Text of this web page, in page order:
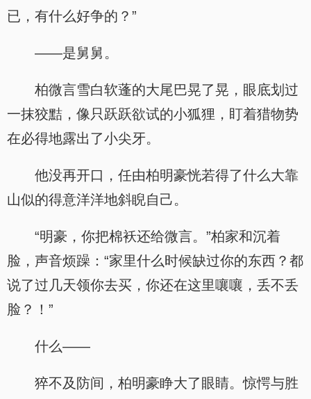
已，有什么好争的？”
——是舅舅。
柏微言雪白软蓬的大尾巴晃了晃，眼底划过
一抹狡黠，像只跃跃欲试的小狐狸，盯着猎物势
在必得地露出了小尖牙。
他没再开口，任由柏明豪恍若得了什么大靠
山似的得意洋洋地斜睨自己。
“明豪，你把棉袄还给微言。”柏家和沉着
脸，声音烦躁：“家里什么时候缺过你的东西？都
说了过几天领你去买，你还在这里嚷嚷，丢不丢
脸？！”
什么——
猝不及防间，柏明豪睁大了眼睛。惊愕与胜